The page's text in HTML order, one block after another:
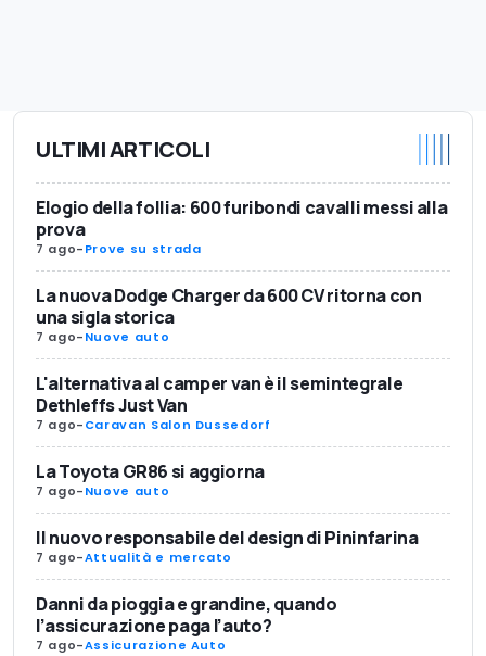
ULTIMI ARTICOLI
Elogio della follia: 600 furibondi cavalli messi alla
prova
7 ago-Prove su strada
La nuova Dodge Charger da 600 CV ritorna con
una sigla storica
7 ago-Nuove auto
L'alternativa al camper van è il semintegrale
Dethleffs Just Van
7 ago-Caravan Salon Dussedorf
La Toyota GR86 si aggiorna
7 ago-Nuove auto
Il nuovo responsabile del design di Pininfarina
7 ago-Attualità e mercato
Danni da pioggia e grandine, quando
l’assicurazione paga l’auto?
7 ago-Assicurazione Auto